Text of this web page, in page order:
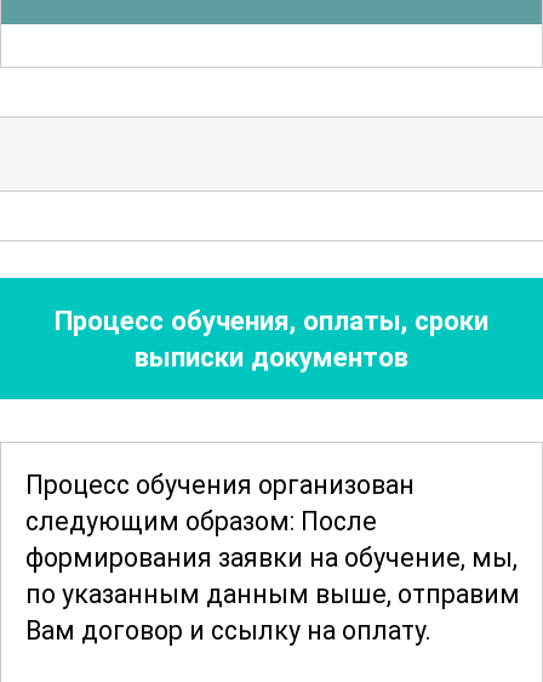
Курс включает в себя детальное
наладить продуктивное
сотрудничество. Кроме того, важной
частью курса является управление
временем, что позволит вам
Завершив курс, вы получите
необходимые знания и навыки,
которые помогут вам стать успешным
инструктором по организационно-
Процесс обучения, оплаты, сроки
выписки документов
Процесс обучения организован
следующим образом: После
формирования заявки на обучение, мы,
по указанным данным выше, отправим
Вам договор и ссылку на оплату.